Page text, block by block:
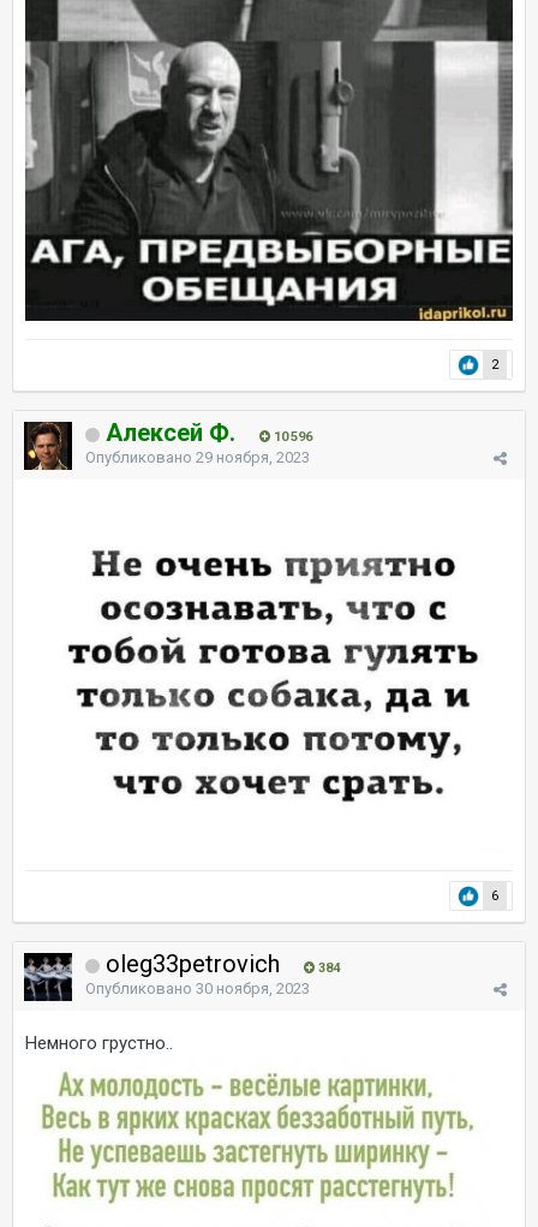
2
Алексей Ф. 10 596
Опубликовано 29 ноября, 2023
6
oleg33petrovich 384
Опубликовано 30 ноября, 2023
Немного грустно..